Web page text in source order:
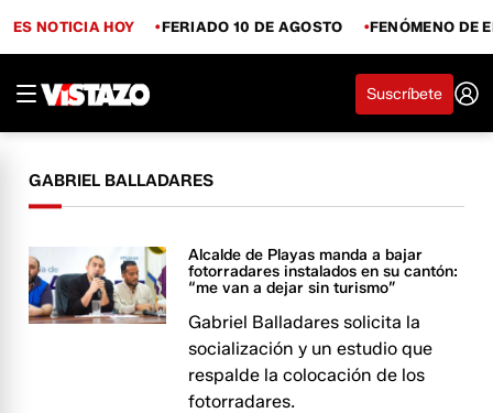
ES NOTICIA HOY FERIADO 10 DE AGOSTO FENÓMENO DE
Suscríbete
GABRIEL BALLADARES
Alcalde de Playas manda a bajar
fotorradares instalados en su cantón:
“me van a dejar sin turismo”
Gabriel Balladares solicita la
socialización y un estudio que
respalde la colocación de los
fotorradares.